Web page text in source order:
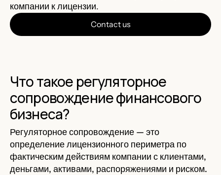
компании к лицензии.
Contact us
Что такое регуляторное
сопровождение финансового
бизнеса?
Регуляторное сопровождение — это
определение лицензионного периметра по
фактическим действиям компании с клиентами,
деньгами, активами, распоряжениями и риском.